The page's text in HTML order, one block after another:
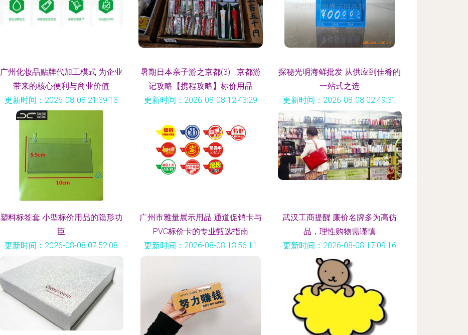
广州化妆品贴牌代加工模式 为企业
带来的核心便利与商业价值
更新时间：2026-08-08 21:39:13
暑期日本亲子游之京都(3) - 京都游
记攻略【携程攻略】标价用品
更新时间：2026-08-08 12:43:29
探秘光明海鲜批发 从供应到佳肴的
一站式之选
更新时间：2026-08-08 02:49:31
塑料标签套 小型标价用品的隐形功
臣
更新时间：2026-08-08 07:52:08
广州市雅量展示用品 通道促销卡与
PVC标价卡的专业甄选指南
更新时间：2026-08-08 13:56:11
武汉工商提醒 廉价名牌多为高仿
品，理性购物需谨慎
更新时间：2026-08-08 17:09:16